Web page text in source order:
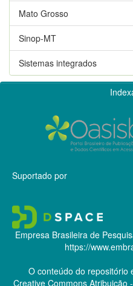
Mato Grosso
Sinop-MT
Sistemas integrados
Suportado por
Empresa Brasileira de
https://
O conteúdo do repositório
Creative CommonsAtribuição